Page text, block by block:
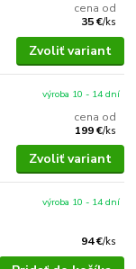
cena od
35 €/ks
Zvoliť variant
cena od
199 €/ks
výroba 10 - 14 dní
Zvoliť variant
94 €/ks
výroba 10 - 14 dní